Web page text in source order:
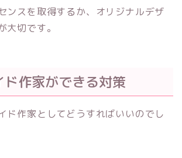
ンスを取得するか、オリジナルデザ
大切です。
ド作家ができる対策
ド作家としてどうすればいいのでし